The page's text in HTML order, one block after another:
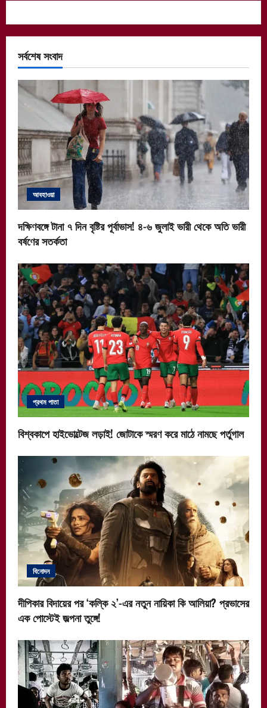
সর্বশেষ সংবাদ
আবহাওয়া
দক্ষিণবঙ্গে টানা ৭ দিন বৃষ্টির পূর্বাভাস! ৪-৬ জুলাই ভারী থেকে অতি ভারী
বর্ষণের সতর্কতা
প্রথম পাতা
বিশ্বকাপে হাইভোল্টেজ লড়াই! জোটাকে স্মরণ করে মাঠে নামছে পর্তুগাল
বিনোদন
দীপিকার বিদায়ের পর ‘কল্কি ২’-এর নতুন নায়িকা কি আলিয়া? প্রভাসের
এক পোস্টেই জল্পনা তুঙ্গে!